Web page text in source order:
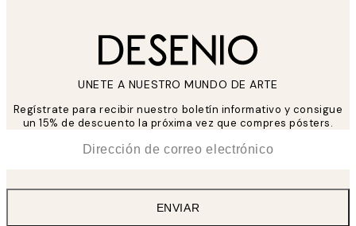
UNETE A NUESTRO MUNDO DE ARTE
Regístrate para recibir nuestro boletín informativo y consigue
un 15% de descuento la próxima vez que compres pósters.
ENVIAR